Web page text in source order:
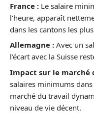
France : Le salaire
l’heure, apparaît
dans les cantons les
Allemagne : Avec un
l’écart avec la Suisse
Impact sur le marché
salaires minimums
marché du travail
niveau de vie décent.